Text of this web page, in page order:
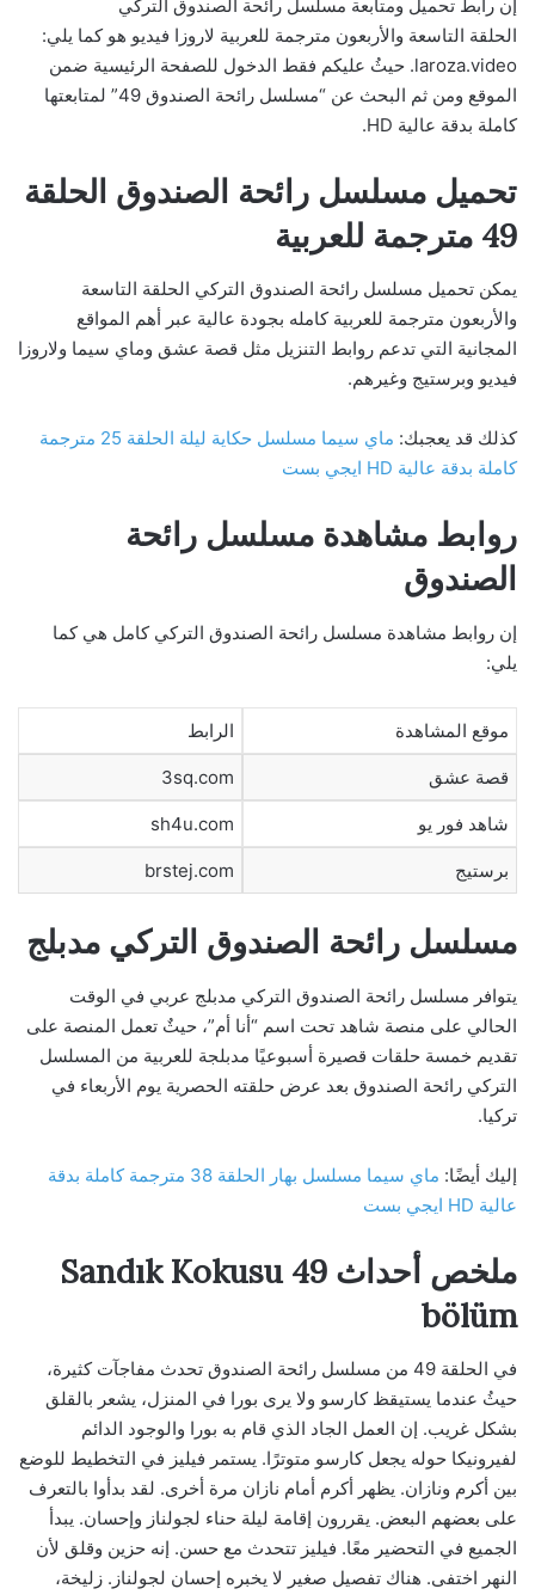
إن رابط تحميل ومتابعة مسلسل رائحة الصندوق التركي
الحلقة التاسعة والأربعون مترجمة للعربية لاروزا فيديو هو كما يلي:
laroza.video. حيثُ عليكم فقط الدخول للصفحة الرئيسية ضمن
الموقع ومن ثم البحث عن “مسلسل رائحة الصندوق 49” لمتابعتها
كاملة بدقة عالية HD.
تحميل مسلسل رائحة الصندوق الحلقة
49 مترجمة للعربية
يمكن تحميل مسلسل رائحة الصندوق التركي الحلقة التاسعة
والأربعون مترجمة للعربية كامله بجودة عالية عبر أهم المواقع
المجانية التي تدعم روابط التنزيل مثل قصة عشق وماي سيما ولاروزا
فيديو وبرستيج وغيرهم.
كذلك قد يعجبك:
ماي سيما مسلسل حكاية ليلة الحلقة 25 مترجمة
كاملة بدقة عالية HD ايجي بست
روابط مشاهدة مسلسل رائحة
الصندوق
إن روابط مشاهدة مسلسل رائحة الصندوق التركي كامل هي كما
يلي:
موقع المشاهدة الرابط
قصة عشق 3sq.com
شاهد فور يو sh4u.com
برستيج brstej.com
مسلسل رائحة الصندوق التركي مدبلج
يتوافر مسلسل رائحة الصندوق التركي مدبلج عربي في الوقت
الحالي على منصة شاهد تحت اسم “أنا أم”، حيثٌ تعمل المنصة على
تقديم خمسة حلقات قصيرة أسبوعيًا مدبلجة للعربية من المسلسل
التركي رائحة الصندوق بعد عرض حلقته الحصرية يوم الأربعاء في
تركيا.
إليك أيضًا:
ماي سيما مسلسل بهار الحلقة 38 مترجمة كاملة بدقة
عالية HD ايجي بست
ملخص أحداث Sandık Kokusu 49
bölüm
في الحلقة 49 من مسلسل رائحة الصندوق تحدث مفاجآت كثيرة،
حيثُ عندما يستيقظ كارسو ولا يرى بورا في المنزل، يشعر بالقلق
بشكل غريب. إن العمل الجاد الذي قام به بورا والوجود الدائم
لفيرونيكا حوله يجعل كارسو متوترًا. يستمر فيليز في التخطيط للوضع
بين أكرم ونازان. يظهر أكرم أمام نازان مرة أخرى. لقد بدأوا بالتعرف
على بعضهم البعض. يقررون إقامة ليلة حناء لجولناز وإحسان. يبدأ
الجميع في التحضير معًا. فيليز تتحدث مع حسن. إنه حزين وقلق لأن
النهر اختفى. هناك تفصيل صغير لا يخبره إحسان لجولناز. زليخة،